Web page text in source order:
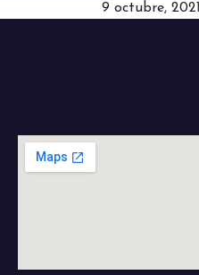
9 octubre, 2021